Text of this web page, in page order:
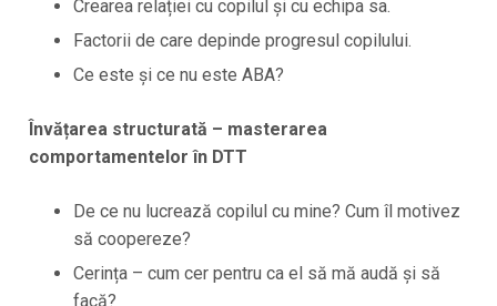
Crearea relației cu copilul și cu echipa sa.
Factorii de care depinde progresul copilului.
Ce este și ce nu este ABA?
Învățarea structurată – masterarea
comportamentelor în DTT
De ce nu lucrează copilul cu mine? Cum îl motivez
să coopereze?
Cerința – cum cer pentru ca el să mă audă și să
facă?